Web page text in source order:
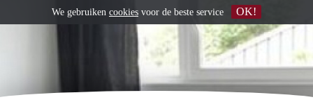
We gebruiken cookies voor de beste service OK!